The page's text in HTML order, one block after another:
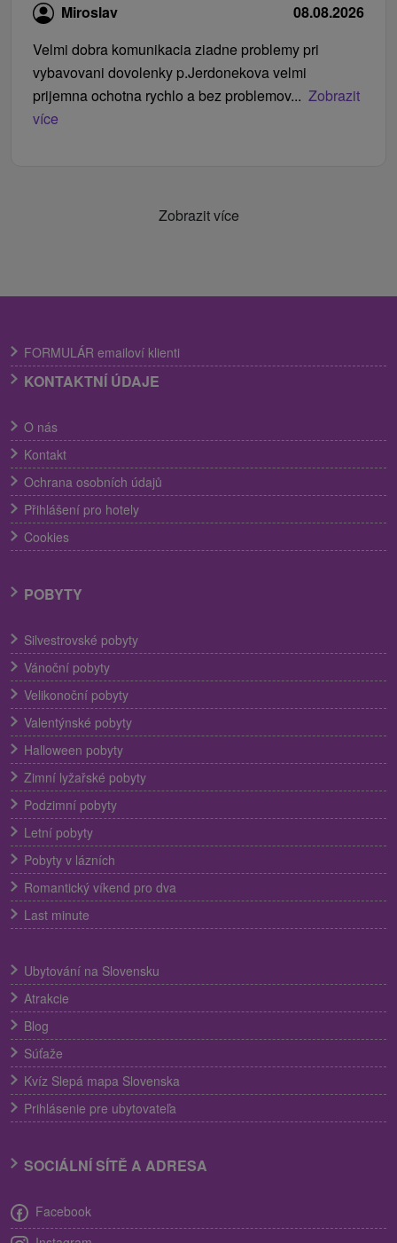
Miroslav
08.08.2026
Velmi dobra komunikacia ziadne problemy pri
vybavovani dovolenky p.Jerdonekova velmi
prijemna ochotna rychlo a bez problemov... Zobrazit
více
Zobrazit více
FORMULÁR emailoví klienti
KONTAKTNÍ ÚDAJE
O nás
Kontakt
Ochrana osobních údajů
Přihlášení pro hotely
Cookies
POBYTY
Silvestrovské pobyty
Vánoční pobyty
Velikonoční pobyty
Valentýnské pobyty
Halloween pobyty
Zimní lyžařské pobyty
Podzimní pobyty
Letní pobyty
Pobyty v lázních
Romantický víkend pro dva
Last minute
Ubytování na Slovensku
Atrakcie
Blog
Súťaže
Kvíz Slepá mapa Slovenska
Prihlásenie pre ubytovateľa
SOCIÁLNÍ SÍTĚ A ADRESA
Facebook